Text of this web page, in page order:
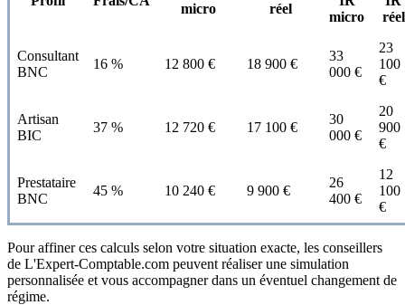
micro réel
micro
réel
Consultant
BNC
16 % 12 800 € 18 900 €
33
000 €
23
100
€
Artisan
BIC
37 % 12 720 € 17 100 €
30
000 €
20
900
€
Prestataire
BNC
45 % 10 240 € 9 900 €
26
400 €
12
100
€
Pour affiner ces calculs selon votre situation exacte, les conseillers
de L'Expert-Comptable.com peuvent réaliser une simulation
personnalisée et vous accompagner dans un éventuel changement de
régime.